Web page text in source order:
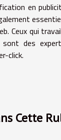
en
Ceux qui
des
click.
Cette